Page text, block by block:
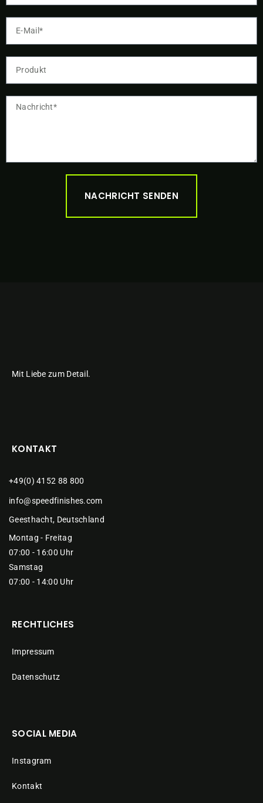
NACHRICHT SENDEN
Mit Liebe zum Detail.
KONTAKT
+49(0) 4152 88 800
info@speedfinishes.com
Geesthacht, Deutschland
Montag - Freitag
07:00 - 16:00 Uhr
Samstag
07:00 - 14:00 Uhr
RECHTLICHES
Impressum
Datenschutz
SOCIAL MEDIA
Instagram
Kontakt